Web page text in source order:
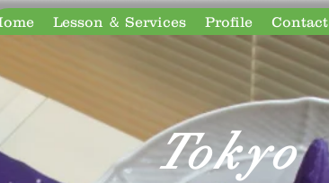
Lesson ＆ Services Profile Contact
Tokyo